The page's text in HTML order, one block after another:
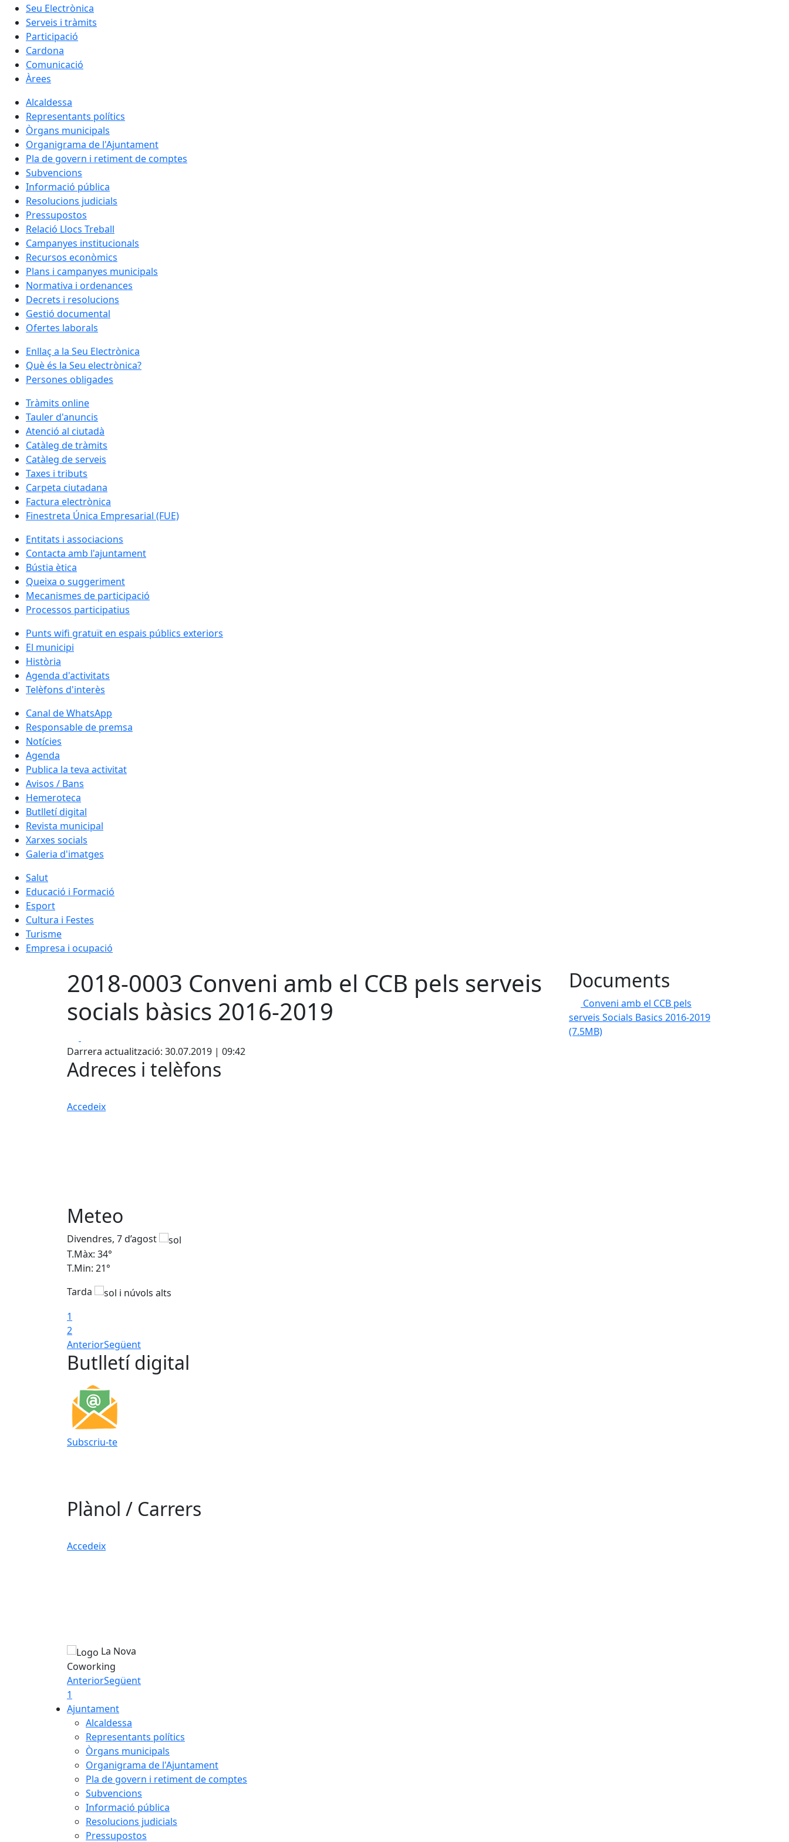
Seu Electrònica
Serveis i tràmits
Participació
Cardona
Comunicació
Àrees
Alcaldessa
Representants polítics
Òrgans municipals
Organigrama de l'Ajuntament
Pla de govern i retiment de comptes
Subvencions
Informació pública
Resolucions judicials
Pressupostos
Relació Llocs Treball
Campanyes institucionals
Recursos econòmics
Plans i campanyes municipals
Normativa i ordenances
Decrets i resolucions
Gestió documental
Ofertes laborals
Enllaç a la Seu Electrònica
Què és la Seu electrònica?
Persones obligades
Tràmits online
Tauler d'anuncis
Atenció al ciutadà
Catàleg de tràmits
Catàleg de serveis
Taxes i tributs
Carpeta ciutadana
Factura electrònica
Finestreta Única Empresarial (FUE)
Entitats i associacions
Contacta amb l'ajuntament
Bústia ètica
Queixa o suggeriment
Mecanismes de participació
Processos participatius
Punts wifi gratuït en espais públics exteriors
El municipi
Història
Agenda d'activitats
Telèfons d'interès
Canal de WhatsApp
Responsable de premsa
Notícies
Agenda
Publica la teva activitat
Avisos / Bans
Hemeroteca
Butlletí digital
Revista municipal
Xarxes socials
Galeria d'imatges
Salut
Educació i Formació
Esport
Cultura i Festes
Turisme
Empresa i ocupació
2018-0003 Conveni amb el CCB pels serveis
socials bàsics 2016-2019
Darrera actualització: 30.07.2019 | 09:42
Documents
Conveni amb el CCB pels
serveis Socials Basics 2016-2019
(7.5MB)
Adreces i telèfons
Accedeix
Meteo
Divendres, 7 d’agost
T.Màx: 34°
T.Min: 21°
Tarda
1
2
AnteriorSegüent
Butlletí digital
Subscriu-te
Plànol / Carrers
Accedeix
La Nova
Coworking
AnteriorSegüent
1
Ajuntament
Alcaldessa
Representants polítics
Òrgans municipals
Organigrama de l'Ajuntament
Pla de govern i retiment de comptes
Subvencions
Informació pública
Resolucions judicials
Pressupostos